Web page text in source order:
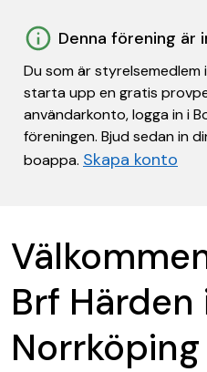
Denna förening är
Du som är styrelsemedlem
starta upp en gratis
användarkonto, logga in i
föreningen. Bjud sedan in
boappa. Skapa konto
Brf Härden
Norrköping